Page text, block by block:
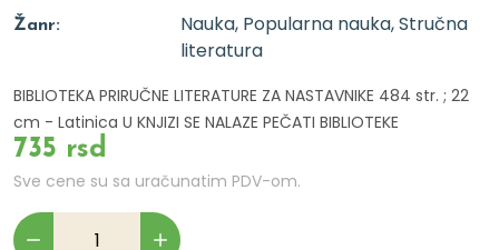
Žanr:
Nauka, Popularna nauka, Stručna
literatura
BIBLIOTEKA PRIRUČNE LITERATURE ZA NASTAVNIKE 484 str. ; 22
cm - Latinica U KNJIZI SE NALAZE PEČATI BIBLIOTEKE
735 rsd
Sve cene su sa uračunatim PDV-om.